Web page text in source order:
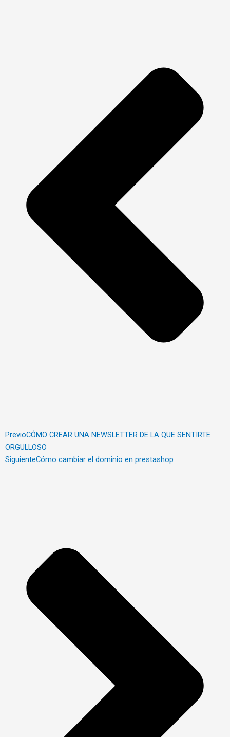
PrevioCÓMO CREAR UNA NEWSLETTER DE LA QUE SENTIRTE
ORGULLOSO
SiguienteCómo cambiar el dominio en prestashop